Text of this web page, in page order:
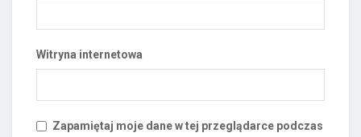
Witryna internetowa
Zapamiętaj moje dane w tej przeglądarce podczas